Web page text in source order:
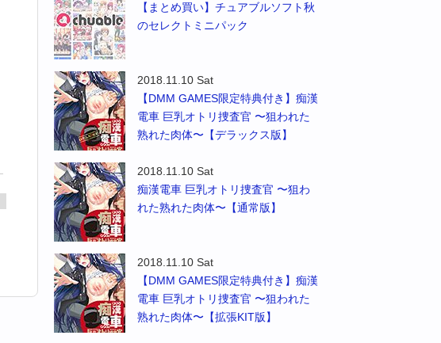
【まとめ買い】チュアブルソフト秋
のセレクトミニパック
2018.11.10 Sat
【DMM GAMES限定特典付き】痴漢
電車 巨乳オトリ捜査官 〜狙われた
熟れた肉体〜【デラックス版】
2018.11.10 Sat
痴漢電車 巨乳オトリ捜査官 〜狙わ
れた熟れた肉体〜【通常版】
2018.11.10 Sat
【DMM GAMES限定特典付き】痴漢
電車 巨乳オトリ捜査官 〜狙われた
熟れた肉体〜【拡張KIT版】